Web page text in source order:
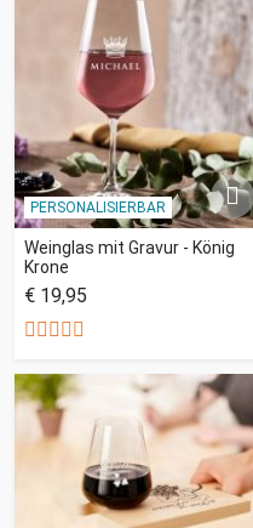
PERSONALISIERBAR
Weinglas mit Gravur - König
Krone
€ 19,95